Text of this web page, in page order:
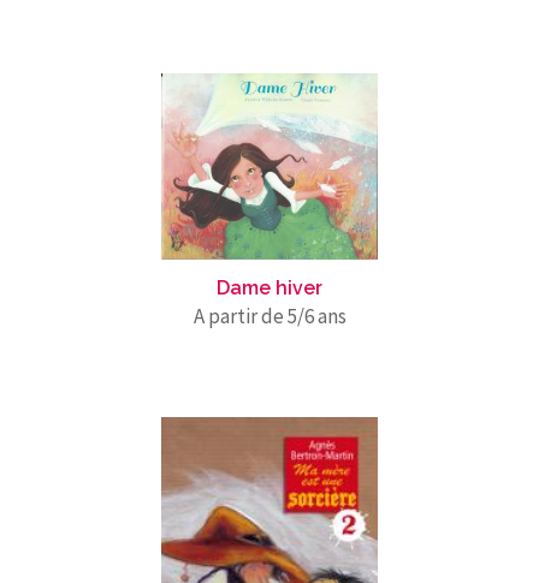
Dame hiver
A partir de 5/6 ans